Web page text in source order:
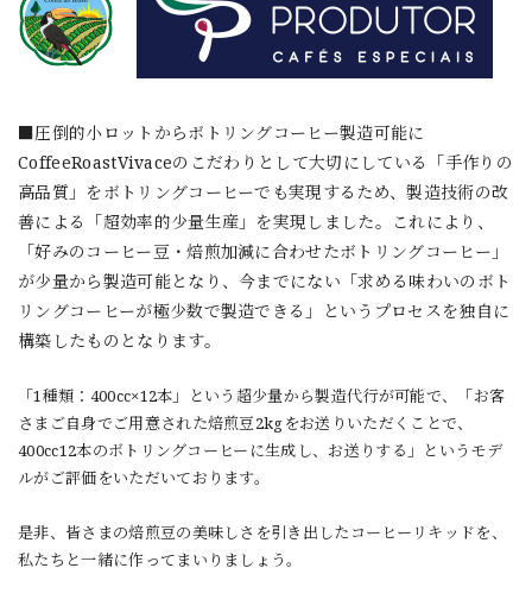
■圧倒的小ロットからボトリングコーヒー製造可能に
CoffeeRoastVivaceのこだわりとして大切にしている「手作りの
高品質」をボトリングコーヒーでも実現するため、製造技術の改
善による「超効率的少量生産」を実現しました。これにより、
「好みのコーヒー豆・焙煎加減に合わせたボトリングコーヒー」
が少量から製造可能となり、今までにない「求める味わいのボト
リングコーヒーが極少数で製造できる」というプロセスを独自に
構築したものとなります。
「1種類：400cc×12本」という超少量から製造代行が可能で、「お客
さまご自身でご用意された焙煎豆2kgをお送りいただくことで、
400cc12本のボトリングコーヒーに生成し、お送りする」というモデ
ルがご評価をいただいております。
是非、皆さまの焙煎豆の美味しさを引き出したコーヒーリキッドを、
私たちと一緒に作ってまいりましょう。